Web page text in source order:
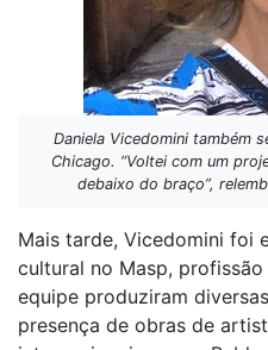
Daniela Vicedomini também
Chicago. “Voltei com um
debaixo do braço”,
Mais tarde, Vicedomini foi
cultural no Masp,
equipe produziram
presença de obras de